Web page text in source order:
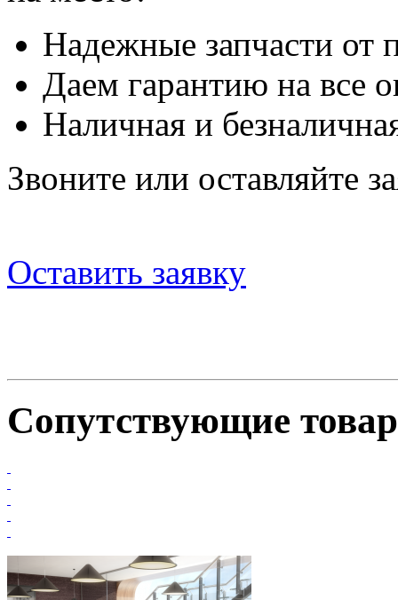
Надежные запчасти от
Даем гарантию на все
Наличная и
Звоните или оставляйте
Оставить заявку
Сопутствующие